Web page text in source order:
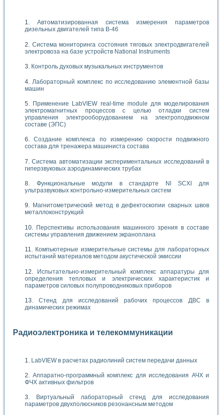
Автоматизированная система измерения параметров
дизельных двигателей типа В-46
Система мониторинга состояния тяговых электродвигателей
электровоза на базе устройств National Instruments
Контроль духовых музыкальных инструментов
Лабораторный комплекс по исследованию элементной базы
машин
Применение LabVIEW real-time module для моделирования
электромагнитных процессов с целью отладки систем
управления электрооборудованием на электроподвижном
составе (ЭПС)
Создание комплекса по измерению скорости подвижного
состава для тренажера машиниста состава
Система автоматизации экспериментальных исследований в
гиперзвуковых аэродинамических трубах
Функциональные модули в стандарте Nl SCXI для
ультразвуковых контрольно-измерительных систем
Магнитометрический метод в дефектоскопии сварных швов
металлоконструкций
Перспективы использования машинного зрения в составе
системы управления движением экраноплана
Компьютерные измерительные системы для лабораторных
испытаний материалов методом акустической эмиссии
Испытательно-измерительный комплекс аппаратуры для
определения тепловых и электрических характеристик и
параметров силовых полупроводниковых приборов
Стенд для исследований рабочих процессов ДВС в
динамических режимах
Радиоэлектроника и телекоммуникации
LabVIEW в расчетах радиолиний систем передачи данных
Аппаратно-программный комплекс для исследования АЧХ и
ФЧХ активных фильтров
Виртуальный лабораторный стенд для исследования
параметров двухполюсников резонансным методом